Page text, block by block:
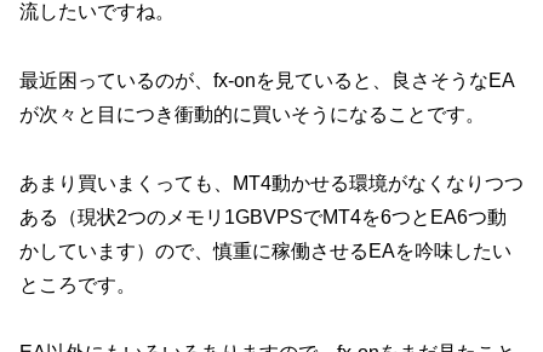
流したいですね。
最近困っているのが、fx-onを見ていると、良さそうなEA
が次々と目につき衝動的に買いそうになることです。
あまり買いまくっても、MT4動かせる環境がなくなりつつ
ある（現状2つのメモリ1GBVPSでMT4を6つとEA6つ動
かしています）ので、慎重に稼働させるEAを吟味したい
ところです。